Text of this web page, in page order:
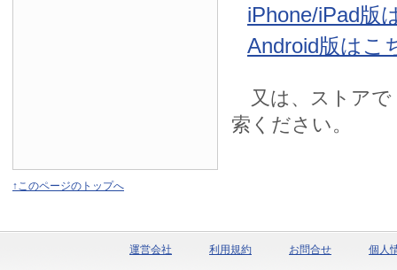
iPhone/iPad版
Android版はこ
又は、ストアで
索ください。
↑このページのトップへ
運営会社 利用規約 お問合せ 個人